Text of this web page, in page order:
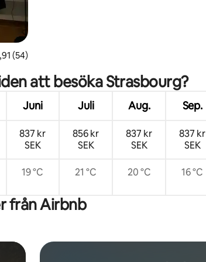
av 5 i genomsnittligt betyg, 54 omdömen
(54)
att besöka Strasbourg?
Juni Juli Aug. Sep.
837 kr
SEK
856 kr
SEK
837 kr
SEK
837 kr
SEK
19 °C 21 °C 20 °C 16 °C
från Airbnb